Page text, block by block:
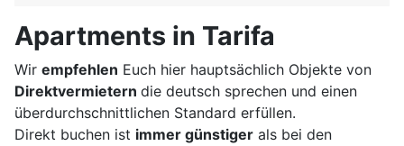
Apartments in Tarifa
Wir empfehlen Euch hier hauptsächlich Objekte von
Direktvermietern die deutsch sprechen und einen
überdurchschnittlichen Standard erfüllen.
Direkt buchen ist immer günstiger als bei den